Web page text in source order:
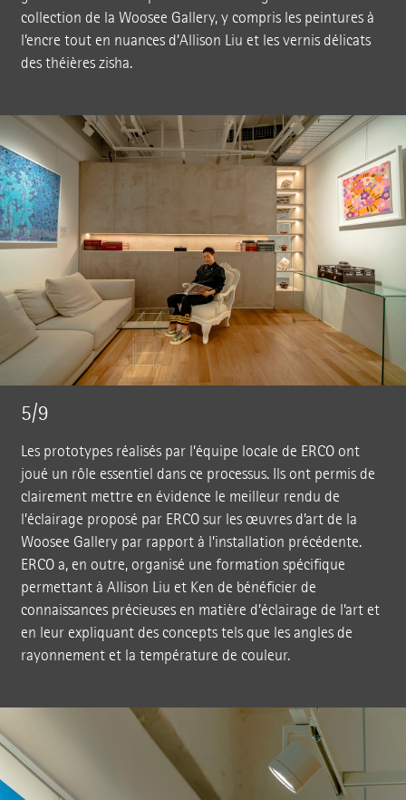
collection de la Woosee Gallery, y compris les peintures à
l’encre tout en nuances d’Allison Liu et les vernis délicats
des théières zisha.
5/9
Les prototypes réalisés par l’équipe locale de ERCO ont
joué un rôle essentiel dans ce processus. Ils ont permis de
clairement mettre en évidence le meilleur rendu de
l’éclairage proposé par ERCO sur les œuvres d’art de la
Woosee Gallery par rapport à l’installation précédente.
ERCO a, en outre, organisé une formation spécifique
permettant à Allison Liu et Ken de bénéficier de
connaissances précieuses en matière d’éclairage de l’art et
en leur expliquant des concepts tels que les angles de
rayonnement et la température de couleur.